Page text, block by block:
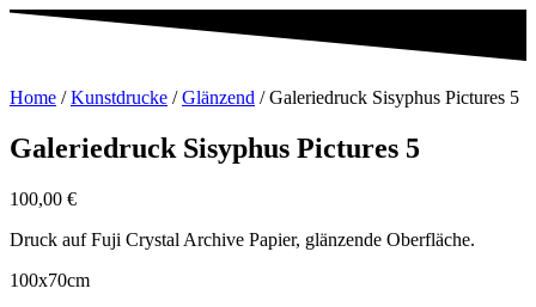
Home /Kunstdrucke /Glänzend / Galeriedruck Sisyphus Pictures 5
Galeriedruck Sisyphus Pictures 5
100,00 €
Druck auf Fuji Crystal Archive Papier, glänzende Oberfläche.
100x70cm